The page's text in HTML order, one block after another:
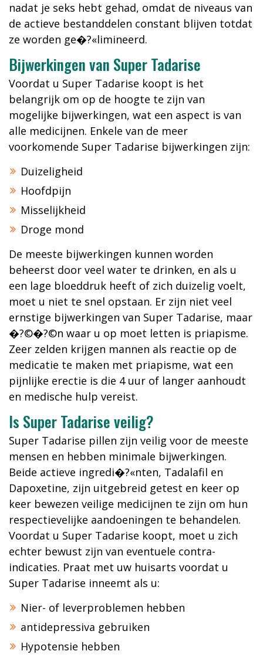
nadat je seks hebt gehad, omdat de niveaus van
de actieve bestanddelen constant blijven totdat
ze worden ge�?«limineerd.
Bijwerkingen van Super Tadarise
Voordat u Super Tadarise koopt is het
belangrijk om op de hoogte te zijn van
mogelijke bijwerkingen, wat een aspect is van
alle medicijnen. Enkele van de meer
voorkomende Super Tadarise bijwerkingen zijn:
Duizeligheid
Hoofdpijn
Misselijkheid
Droge mond
De meeste bijwerkingen kunnen worden
beheerst door veel water te drinken, en als u
een lage bloeddruk heeft of zich duizelig voelt,
moet u niet te snel opstaan. Er zijn niet veel
ernstige bijwerkingen van Super Tadarise, maar
�?©�?©n waar u op moet letten is priapisme.
Zeer zelden krijgen mannen als reactie op de
medicatie te maken met priapisme, wat een
pijnlijke erectie is die 4 uur of langer aanhoudt
en medische hulp vereist.
Is Super Tadarise veilig?
Super Tadarise pillen zijn veilig voor de meeste
mensen en hebben minimale bijwerkingen.
Beide actieve ingredi�?«nten, Tadalafil en
Dapoxetine, zijn uitgebreid getest en keer op
keer bewezen veilige medicijnen te zijn om hun
respectievelijke aandoeningen te behandelen.
Voordat u Super Tadarise koopt, moet u zich
echter bewust zijn van eventuele contra-
indicaties. Praat met uw huisarts voordat u
Super Tadarise inneemt als u:
Nier- of leverproblemen hebben
antidepressiva gebruiken
Hypotensie hebben